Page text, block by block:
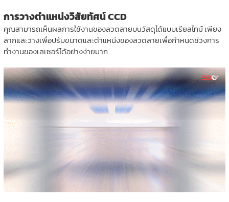
การวางตำแหน่งวิสัยทัศน์ CCD
คุณสามารถเห็นผลการใช้งานของลวดลายบนวัสดุได้แบบเรียลไทม์ เพียง
ลากและวางเพื่อปรับขนาดและตำแหน่งของลวดลายเพื่อกำหนดช่วงการ
ทำงานของเลเซอร์ได้อย่างง่ายมาก